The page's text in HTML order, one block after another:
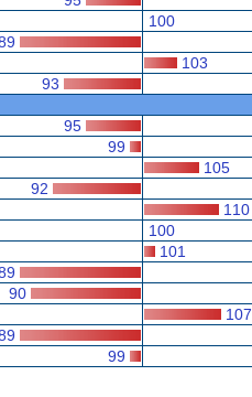
100
103
105
110
100
101
107